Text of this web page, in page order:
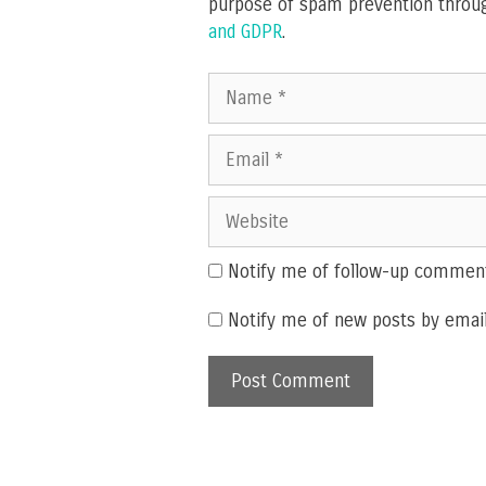
purpose of spam prevention
and GDPR.
Name
Email
Website
Notify me of follow-up
Notify me of new posts by